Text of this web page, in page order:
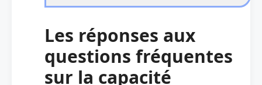
Les réponses aux
questions fréquentes
sur la capacité